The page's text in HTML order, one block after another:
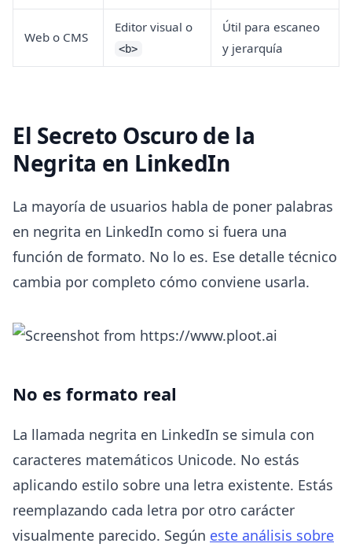
Web o CMS
Editor visual o
<b>
Útil para escaneo
y jerarquía
El Secreto Oscuro de la
Negrita en LinkedIn
La mayoría de usuarios habla de poner palabras
en negrita en LinkedIn como si fuera una
función de formato. No lo es. Ese detalle técnico
cambia por completo cómo conviene usarla.
No es formato real
La llamada negrita en LinkedIn se simula con
caracteres matemáticos Unicode. No estás
aplicando estilo sobre una letra existente. Estás
reemplazando cada letra por otro carácter
visualmente parecido. Según este análisis sobre